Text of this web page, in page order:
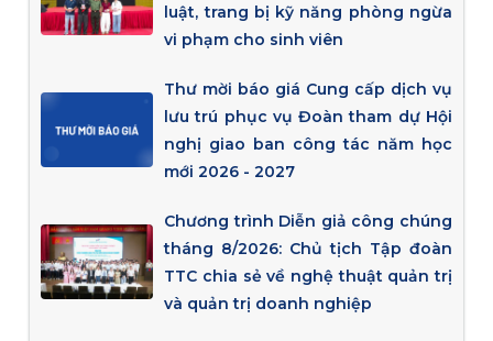
luật, trang bị kỹ năng phòng ngừa
vi phạm cho sinh viên
Thư mời báo giá Cung cấp dịch vụ
lưu trú phục vụ Đoàn tham dự Hội
nghị giao ban công tác năm học
mới 2026 - 2027
Chương trình Diễn giả công chúng
tháng 8/2026: Chủ tịch Tập đoàn
TTC chia sẻ về nghệ thuật quản trị
và quản trị doanh nghiệp